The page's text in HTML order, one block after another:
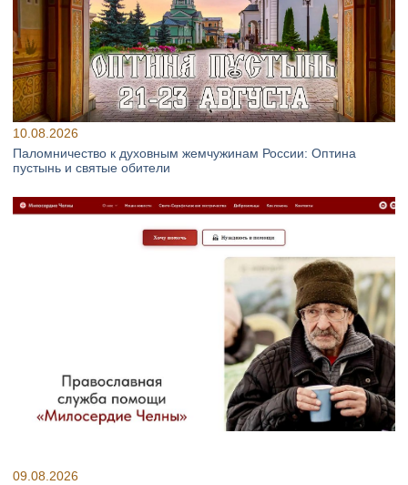
10.08.2026
Паломничество к духовным жемчужинам России: Оптина
пустынь и святые обители
09.08.2026